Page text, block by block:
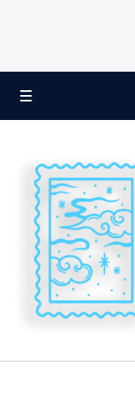
0/5
0/4
0/13
0/13
0/8